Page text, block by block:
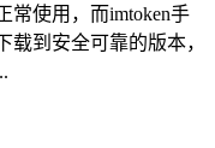
常使用，而imtoken手
到安全可靠的版本，